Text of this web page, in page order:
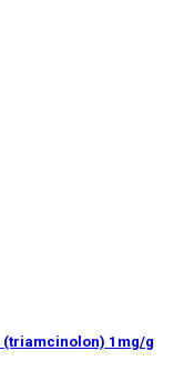
(triamcinolon) 1mg/g